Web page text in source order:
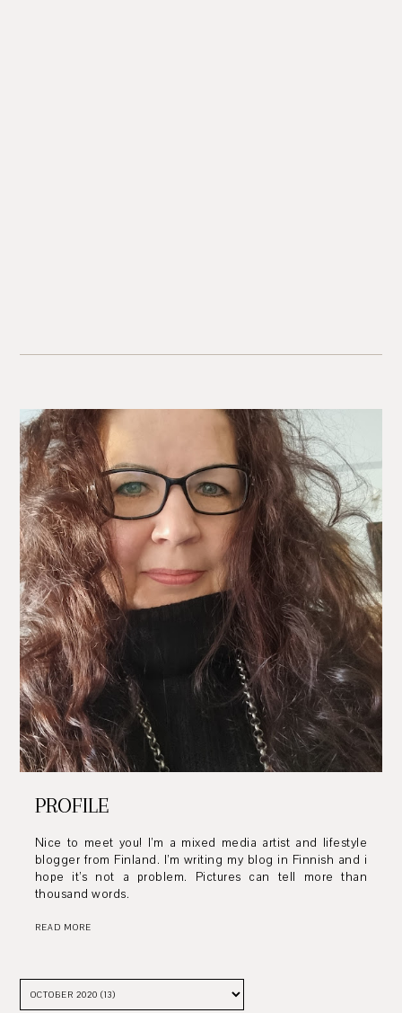
PROFILE
Nice to meet you! I’m a mixed media artist and lifestyle
blogger from Finland. I’m writing my blog in Finnish and i
hope it’s not a problem. Pictures can tell more than
thousand words.
READ MORE